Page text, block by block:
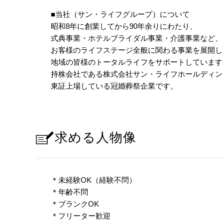
■当社（サン・ライフグループ）について
昭和8年に創業してから90年余りにわたり、
式典事業・ホテルブライダル事業・介護事業など、
お客様のライフステージ全般に関わる事業を展開し
地域の皆様のトータルライフをサポートしています
持株会社である株式会社サン・ライフホールディ
東証上場している冠婚葬祭企業です。
求める人物像
＊未経験OK（経験不問）
＊年齢不問
＊ブランクOK
＊フリーター歓迎